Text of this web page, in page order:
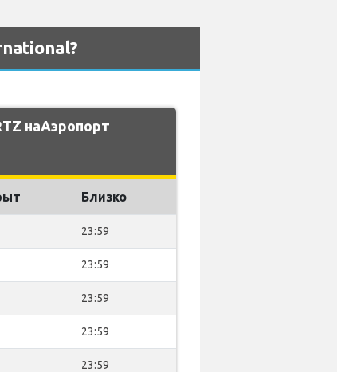
наАэропорт
Близко
23:59
23:59
23:59
23:59
23:59